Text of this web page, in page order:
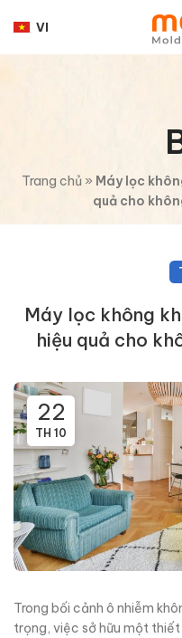
VI
Trang chủ » Máy lọc
quả cho
Máy lọc không
hiệu quả cho
22
TH 10
Trong bối cảnh ô nhiễm
trọng, việc sở hữu một